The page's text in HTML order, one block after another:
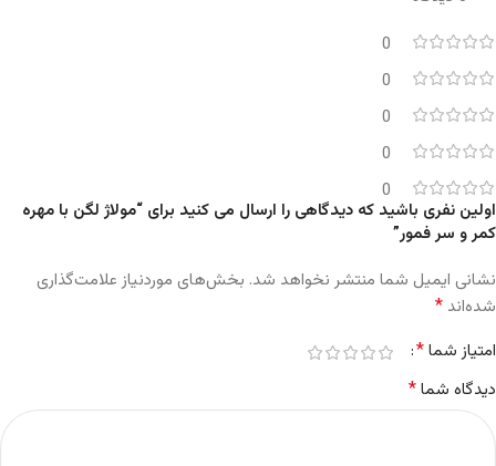
0
0
0
0
0
اولین نفری باشید که دیدگاهی را ارسال می کنید برای “مولاژ لگن با مهره
کمر و سر فمور”
نشانی ایمیل شما منتشر نخواهد شد. بخش‌های موردنیاز علامت‌گذاری
شده‌اند *
امتیاز شما*
دیدگاه شما*